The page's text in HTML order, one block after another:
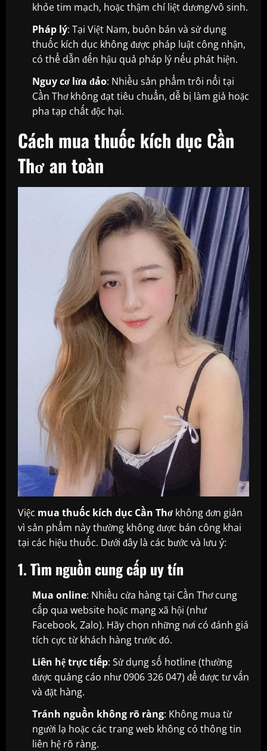
khỏe tim mạch, hoặc thậm chí liệt dương/vô sinh.
Pháp lý: Tại Việt Nam, buôn bán và sử dụng
thuốc kích dục không được pháp luật công nhận,
có thể dẫn đến hậu quả pháp lý nếu phát hiện.
Nguy cơ lừa đảo: Nhiều sản phẩm trôi nổi tại
Cần Thơ không đạt tiêu chuẩn, dễ bị làm giả hoặc
pha tạp chất độc hại.
Cách mua thuốc kích dục Cần
Thơ an toàn
Việc mua thuốc kích dục Cần Thơ không đơn giản
vì sản phẩm này thường không được bán công khai
tại các hiệu thuốc. Dưới đây là các bước và lưu ý:
1. Tìm nguồn cung cấp uy tín
Mua online: Nhiều cửa hàng tại Cần Thơ cung
cấp qua website hoặc mạng xã hội (như
Facebook, Zalo). Hãy chọn những nơi có đánh giá
tích cực từ khách hàng trước đó.
Liên hệ trực tiếp: Sử dụng số hotline (thường
được quảng cáo như 0906 326 047) để được tư vấn
và đặt hàng.
Tránh nguồn không rõ ràng: Không mua từ
người lạ hoặc các trang web không có thông tin
liên hệ rõ ràng.